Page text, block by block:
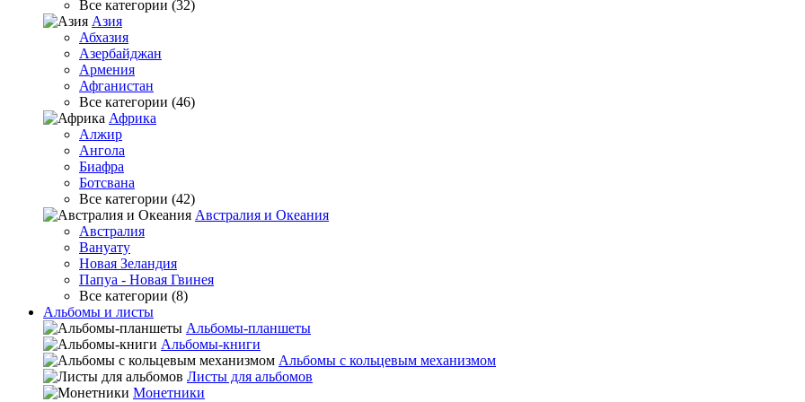
Все категории (32)
Азия
Абхазия
Азербайджан
Армения
Афганистан
Все категории (46)
Африка
Алжир
Ангола
Биафра
Ботсвана
Все категории (42)
Австралия и Океания
Австралия
Вануату
Новая Зеландия
Папуа - Новая Гвинея
Все категории (8)
Альбомы и листы
Альбомы-планшеты
Альбомы-книги
Альбомы с кольцевым механизмом
Листы для альбомов
Монетники